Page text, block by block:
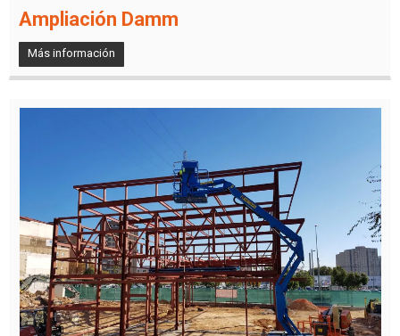
Ampliación Damm
Más información